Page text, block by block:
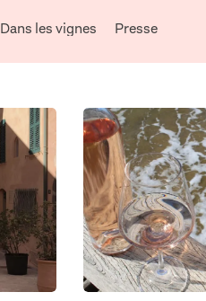
Dans les vignes Presse